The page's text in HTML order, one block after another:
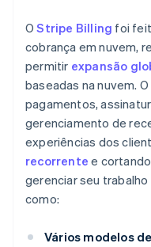
OStripe Billing foi
cobrança em nuvem,
permitir expansão
baseadas na nuvem.
pagamentos,
gerenciamento de
experiências dos
recorrente e
gerenciar seu
como:
Vários modelos